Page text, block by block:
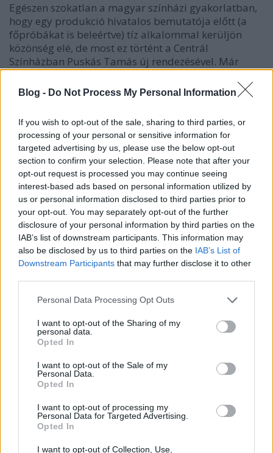
Blog - Do Not Process My Personal Information
If you wish to opt-out of the sale, sharing to third parties, or
processing of your personal or sensitive information for
targeted advertising by us, please use the below opt-out
section to confirm your selection. Please note that after your
opt-out request is processed you may continue seeing
interest-based ads based on personal information utilized by
us or personal information disclosed to third parties prior to
your opt-out. You may separately opt-out of the further
disclosure of your personal information by third parties on the
IAB’s list of downstream participants. This information may
also be disclosed by us to third parties on the IAB’s List of
Downstream Participants that may further disclose it to other
Please note that this website/app uses one or more Google
not limited to your visit or usage behaviour. You may click to
grant or deny consent to Google and its third-party tags to
use your data for below specified purposes in below Google
consent section.
Personal Data Processing Opt Outs
I want to opt-out of the Sharing of my
personal data.
Opted In
I want to opt-out of the Sale of my
Personal Data.
Opted In
I want to opt-out of processing my
Personal Data for Targeted Advertising.
Opted In
I want to opt-out of Collection, Use,
Egészen szokatlan a magyar színházi gyakorlatban,
hogy egy produkció hivatalos bemutatója előtt (a
főpróbákat is beleértve) tíz alkalommal kerüljön
közönség elé, de most ez történt a Centrál
Színházban Puskás Tamás új rendezésével. Már
beérett előadást láthattunk a csütörtöki
sajtóbemutatón,…
Szigliget Várudvar – Centrál Színház
– Válságkezelés a la Molnár - A Delila
hatszor - 2024. 07. 30.- 08.04.
• 2024. augusztus 01.
Molnár-előadását hozta el Szigligetre: a jövő
évadban (a várható hat bemutató miatt) műsorra
nem kerülő, de nagyon népszerű Delilá-t hatszor,
majd az új bemutatót, a Játék a kastélyban-t